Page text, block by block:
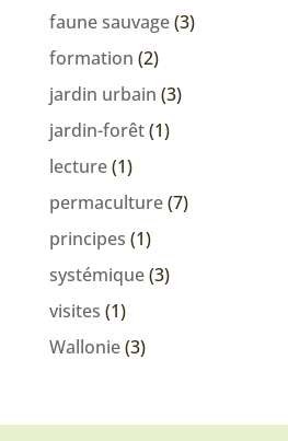
faune sauvage(3)
formation (2)
jardin urbain (3)
jardin-forêt(1)
lecture(1)
permaculture(7)
principes (1)
systémique(3)
visites (1)
Wallonie(3)